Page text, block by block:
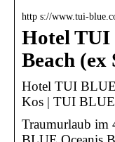
http s://www.tui-
Hotel TUI
Beach (ex
Hotel TUI BLUE
Kos | TUI BLUE
Traumurlaub im